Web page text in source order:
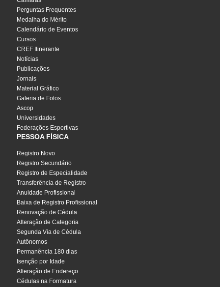
Perguntas Frequentes
Medalha do Mérito
Calendário de Eventos
Cursos
CREF Itinerante
Notícias
Publicações
Jornais
Material Gráfico
Galeria de Fotos
Ascop
Universidades
Federações Esportivas
PESSOA FÍSICA
Registro Novo
Registro Secundário
Registro de Especialidade
Transferência de Registro
Anuidade Profissional
Baixa de Registro Profissional
Renovação de Cédula
Alteração de Categoria
Segunda Via de Cédula
Autônomos
Permanência 180 dias
Isenção por Idade
Alteração de Endereço
Cédulas na Formatura